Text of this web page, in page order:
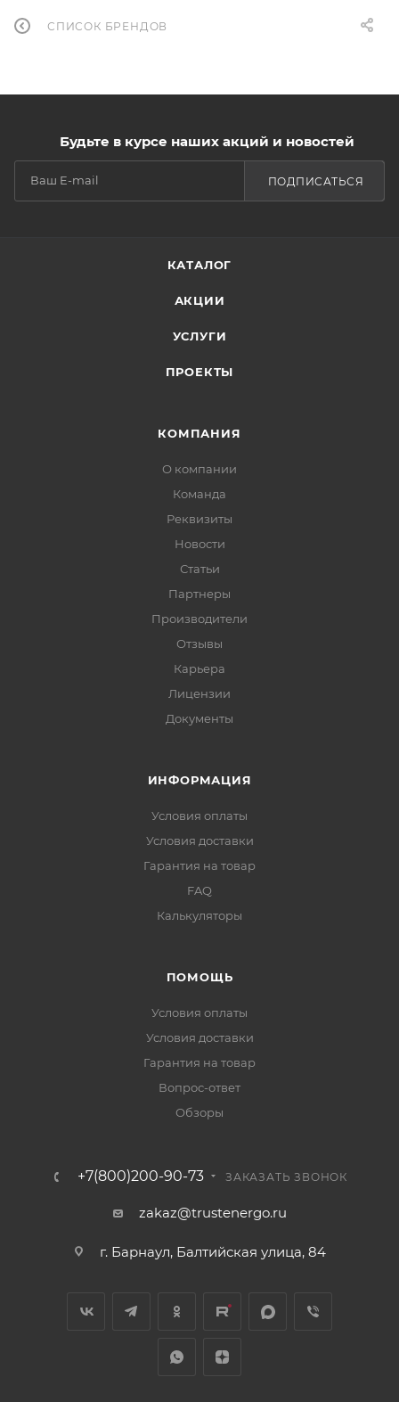
СПИСОК БРЕНДОВ
Будьте в курсе наших акций и новостей
ПОДПИСАТЬСЯ
КАТАЛОГ
АКЦИИ
УСЛУГИ
ПРОЕКТЫ
КОМПАНИЯ
О компании
Команда
Реквизиты
Новости
Статьи
Партнеры
Производители
Отзывы
Карьера
Лицензии
Документы
ИНФОРМАЦИЯ
Условия оплаты
Условия доставки
Гарантия на товар
FAQ
Калькуляторы
ПОМОЩЬ
Условия оплаты
Условия доставки
Гарантия на товар
Вопрос-ответ
Обзоры
+7(800)200-90-73 ЗАКАЗАТЬ ЗВОНОК
zakaz@trustenergo.ru
г. Барнаул, Балтийская улица, 84